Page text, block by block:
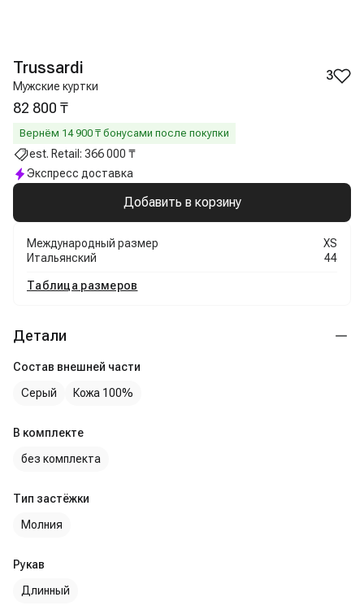
Trussardi
Мужские куртки
3
82 800 ₸
Вернём 14 900 ₸ бонусами после покупки
est. Retail: 366 000 ₸
Экспресс доставка
Добавить в корзину
Международный размер
XS
Итальянский
44
Таблица размеров
Детали
Состав внешней части
Серый
Кожа 100%
В комплекте
без комплекта
Тип застёжки
Молния
Рукав
Длинный